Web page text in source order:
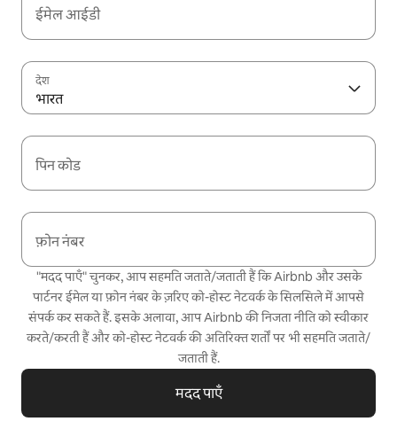
ईमेल आईडी
देश
भारत
पिन कोड
फ़ोन नंबर
"मदद पाएँ" चुनकर, आप सहमति जताते/जताती हैं कि Airbnb और उसके
पार्टनर ईमेल या फ़ोन नंबर के ज़रिए को-होस्ट नेटवर्क के सिलसिले में आपसे
संपर्क कर सकते हैं. इसके अलावा, आप Airbnb कीनिजता नीतिको स्वीकार
करते/करती हैं औरको-होस्ट नेटवर्क की अतिरिक्त शर्तोंपर भी सहमति जताते/
जताती हैं.
मदद पाएँ